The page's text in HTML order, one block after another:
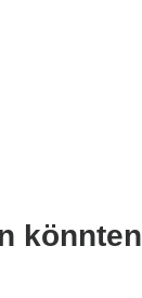
könnten